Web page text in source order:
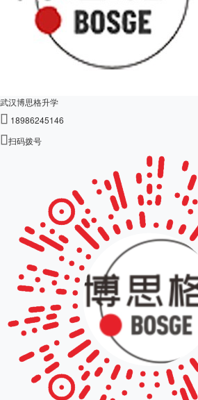
武汉博思格升学
 18986245146
扫码拨号